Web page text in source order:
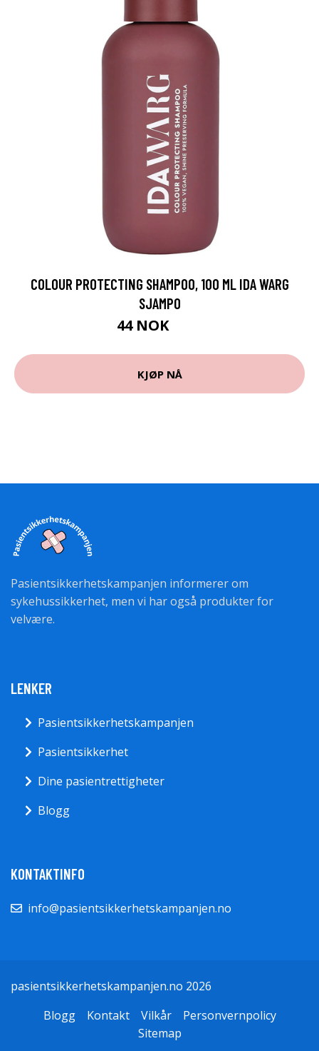
COLOUR PROTECTING SHAMPOO, 100 ML IDA WARG
SJAMPO
44 NOK
KJØP NÅ
Pasientsikkerhetskampanjen informerer om
sykehussikkerhet, men vi har også produkter for
velvære.
LENKER
Pasientsikkerhetskampanjen
Pasientsikkerhet
Dine pasientrettigheter
Blogg
KONTAKTINFO
info@pasientsikkerhetskampanjen.no
pasientsikkerhetskampanjen.no 2026
Blogg
Kontakt Vilkår
Personvernpolicy
Sitemap